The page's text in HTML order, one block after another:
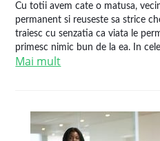
Cu totii avem cate o matusa,
permanent si reuseste sa strice
traiesc cu senzatia ca viata le
primesc nimic bun de la ea. In
Mai mult